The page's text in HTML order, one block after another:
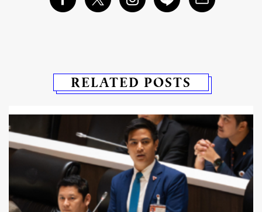
RELATED POSTS